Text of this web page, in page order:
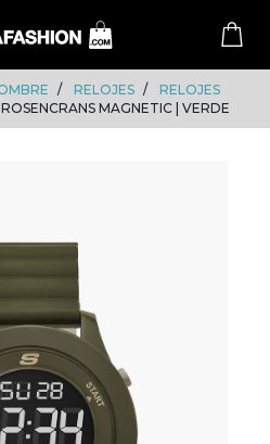
RELOJES
RELOJES
MAGNETIC | VERDE